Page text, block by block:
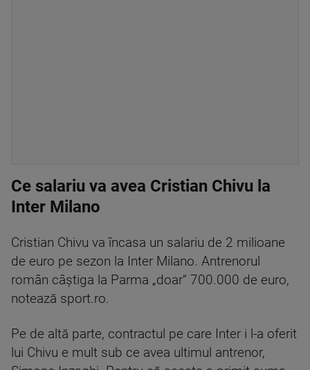
Ce salariu va avea Cristian Chivu la
Inter Milano
Cristian Chivu va încasa un salariu de 2 milioane
de euro pe sezon la Inter Milano. Antrenorul
român câștiga la Parma „doar“ 700.000 de euro,
notează sport.ro.
Pe de altă parte, contractul pe care Inter i l-a oferit
lui Chivu e mult sub ce avea ultimul antrenor,